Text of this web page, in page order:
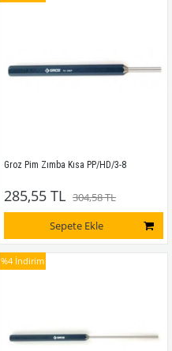
Groz Pim Zımba Kısa PP/HD/3-8
285,55 TL 304,58 TL
Sepete Ekle
%4 İndirim